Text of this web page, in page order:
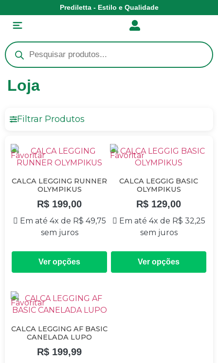
Prediletta - Estilo e Qualidade
Loja
Filtrar Produtos
CALCA LEGGING RUNNER
OLYMPIKUS
R$ 199,00
Em até 4x de R$ 49,75
sem juros
Ver opções
CALCA LEGGIG BASIC
OLYMPIKUS
R$ 129,00
Em até 4x de R$ 32,25
sem juros
Ver opções
CALCA LEGGING AF BASIC
CANELADA LUPO
R$ 199,99